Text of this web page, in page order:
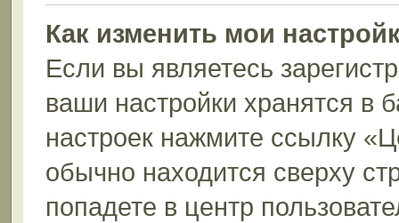
Как изменить мои
Если вы являетесь
ваши настройки хранятся в
настроек нажмите ссылку
обычно находится сверху
попадете в центр